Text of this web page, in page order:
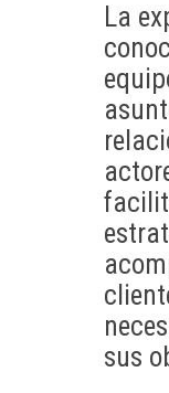
La
sus